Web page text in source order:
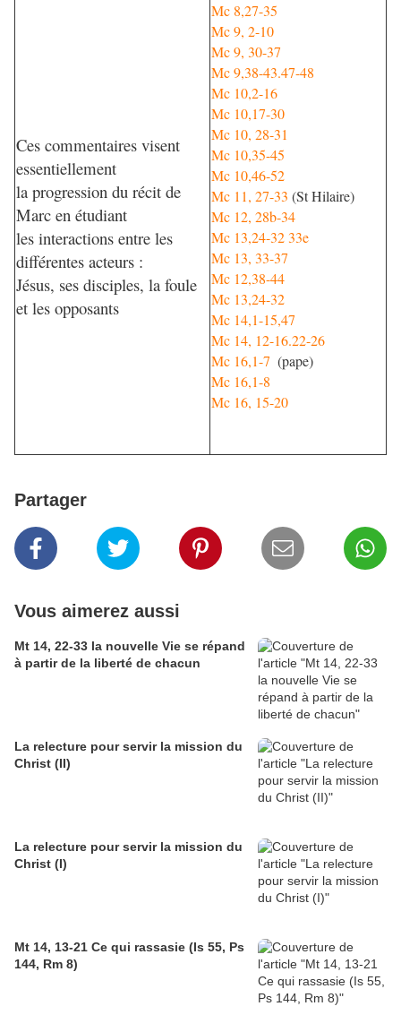
Ces commentaires visent
essentiellement
la progression du récit de
Marc en étudiant
les interactions entre les
différentes acteurs :
Jésus, ses disciples, la foule
et les opposants
Mc 8,27-35
Mc 9, 2-10
Mc 9, 30-37
Mc 9,38-43.47-48
Mc 10,2-16
Mc 10,17-30
Mc 10, 28-31
Mc 10,35-45
Mc 10,46-52
Mc 11, 27-33 (St Hilaire)
Mc 12, 28b-34
Mc 13,24-32 33e
Mc 13, 33-37
Mc 12,38-44
Mc 13,24-32
Mc 14,1-15,47
Mc 14, 12-16.22-26
Mc 16,1-7 (pape)
Mc 16,1-8
Mc 16, 15-20
Partager
Vous aimerez aussi
Mt 14, 22-33 la nouvelle Vie se répand
à partir de la liberté de chacun
La relecture pour servir la mission du
Christ (II)
La relecture pour servir la mission du
Christ (I)
Mt 14, 13-21 Ce qui rassasie (Is 55, Ps
144, Rm 8)